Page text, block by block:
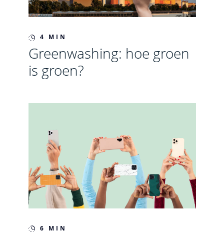
4 MIN
Greenwashing: hoe groen
is groen?
6 MIN